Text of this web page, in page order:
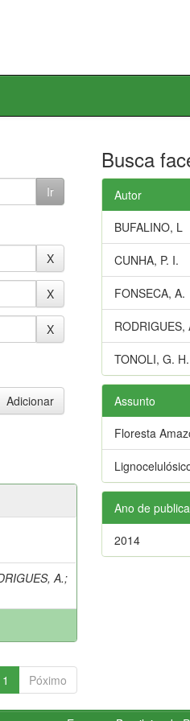
A.;
1 Póximo
Busca
Autor
BUFALINO, L
CUNHA, P. I.
FONSECA, A.
RODRIGUES,
TONOLI, G.
Assunto
Floresta
Ano de
2014